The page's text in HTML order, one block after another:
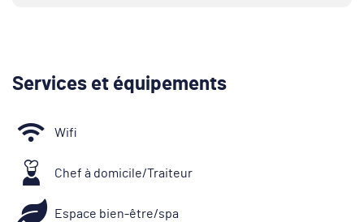
Services et équipements
Wifi
Chef à domicile/Traiteur
Espace bien-être/spa